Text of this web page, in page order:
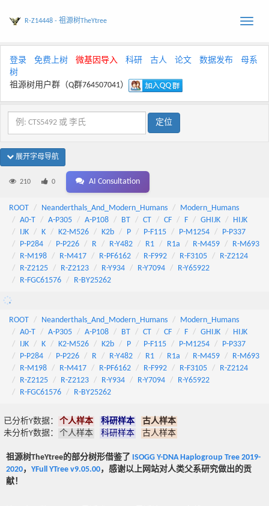
Toggle
R-Z14448 - 祖源树TheYtree
登录 免费上树 微基因导入 科研 古人 论文 数据发布
母系
树
祖源树用户群（Q群764507041）
展开字母导航
210 0 AI Consultation
ROOT Neanderthals_And_Modern_Humans
Modern_Humans
A0-T
A-P305 A-P108 BT CT CF F GHIJK
HIJK
IJK
K K2-M526 K2b P P-F115 P-M1254
P-P337
P-P284
P-P226 R R-Y482 R1 R1a R-M459
R-M693
R-M198
R-M417 R-PF6162 R-F992 R-F3105
R-Z2124
R-Z2125
R-Z2123 R-Y934 R-Y7094
R-Y65922
R-FGC61576
R-BY25262
ROOT Neanderthals_And_Modern_Humans
Modern_Humans
A0-T
A-P305 A-P108 BT CT CF F GHIJK
HIJK
IJK
K K2-M526 K2b P P-F115 P-M1254
P-P337
P-P284
P-P226 R R-Y482 R1 R1a R-M459
R-M693
R-M198
R-M417 R-PF6162 R-F992 R-F3105
R-Z2124
R-Z2125
R-Z2123 R-Y934 R-Y7094
R-Y65922
R-FGC61576
R-BY25262
已分析Y数据： 个人样本 科研样本
古人样本
未分析Y数据：
个人样本 科研样本 古人样本
祖源树TheYtree的部分树形借鉴了 ISOGG Y-DNA Haplogroup Tree 2019-
2020， YFull YTree v9.05.00，感谢以上网站对人类父系研究做出的贡
献！